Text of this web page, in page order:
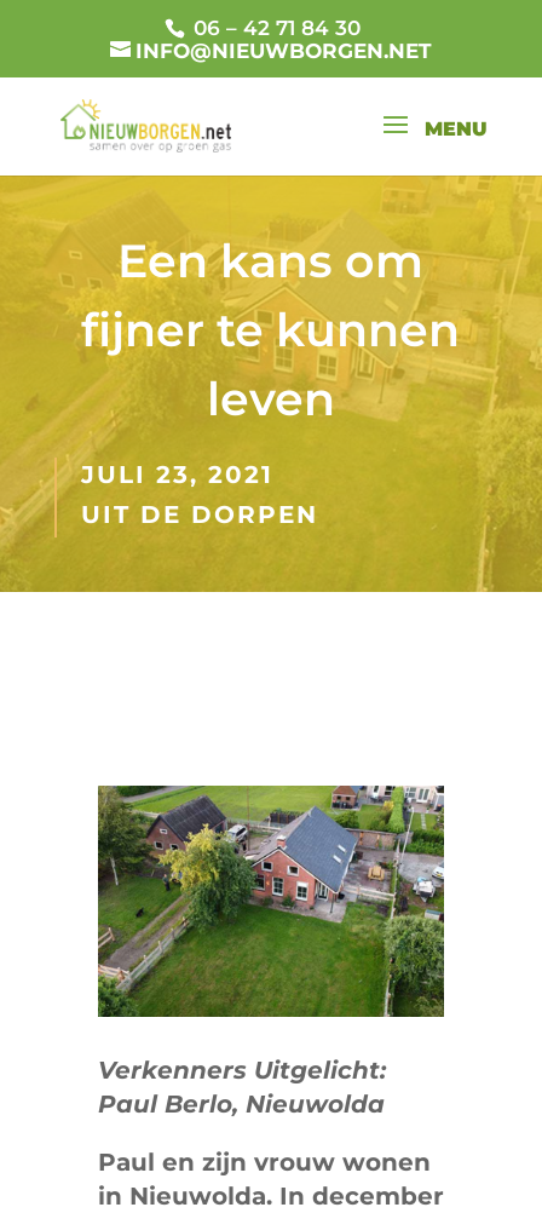
06 – 42 71 84 30
INFO@NIEUWBORGEN.NET
Een kans om
fijner te kunnen
leven
JULI 23, 2021
UIT DE DORPEN
Verkenners Uitgelicht:
Paul Berlo, Nieuwolda
Paul en zijn vrouw wonen
in Nieuwolda. In december